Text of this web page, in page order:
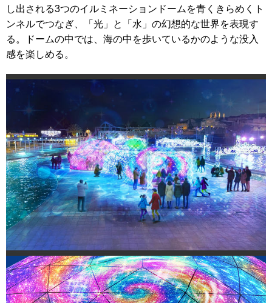
し出される3つのイルミネーションドームを青くきらめくト
ンネルでつなぎ、「光」と「水」の幻想的な世界を表現す
る。ドームの中では、海の中を歩いているかのような没入
感を楽しめる。